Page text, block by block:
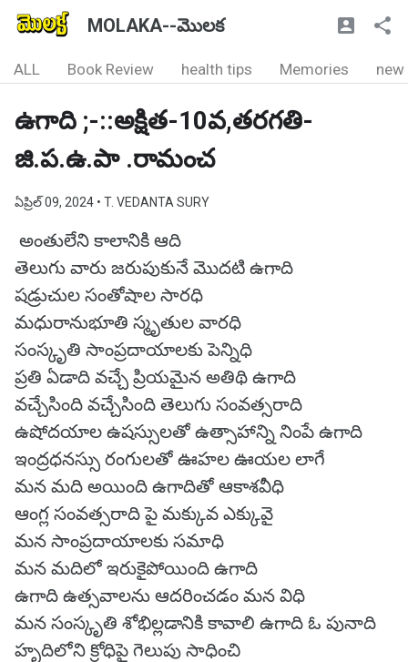
MOLAKA--మొలక
ALL Book Review health tips Memories new
ఉగాది ;-::అక్షిత-10వ,తరగతి-
జి.ప.ఉ.పా .రామంచ
ఏప్రిల్ 09, 2024 • T. VEDANTA SURY
అంతులేని కాలానికి ఆది
తెలుగు వారు జరుపుకునే మొదటి ఉగాది
షడ్రుచుల సంతోషాల సారధి
మధురానుభూతి స్మృతుల వారధి
సంస్కృతి సాంప్రదాయాలకు పెన్నిధి
ప్రతి ఏడాది వచ్చే ప్రియమైన అతిథి ఉగాది
వచ్చేసింది వచ్చేసింది తెలుగు సంవత్సరాది
ఉషోదయాల ఉషస్సులతో ఉత్సాహాన్ని నింపే ఉగాది
ఇంద్రధనస్సు రంగులతో ఊహల ఊయల లాగే
మన మది అయింది ఉగాదితో ఆకాశవీధి
ఆంగ్ల సంవత్సరాది పై మక్కువ ఎక్కువై
మన సాంప్రదాయాలకు సమాధి
మన మదిలో ఇరుకైపోయింది ఉగాది
ఉగాది ఉత్సవాలను ఆదరించడం మన విధి
మన సంస్కృతి శోభిల్లడానికి కావాలి ఉగాది ఓ పునాది
హృదిలోని క్రోధిపై గెలుపు సాధించి